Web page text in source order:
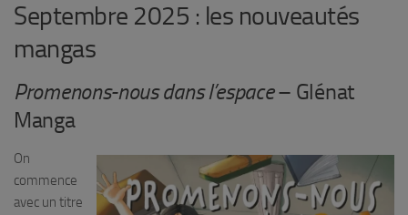
Septembre 2025 : les nouveautés
mangas
Promenons-nous dans l’espace– Glénat
Manga
On
commence
avec un titre